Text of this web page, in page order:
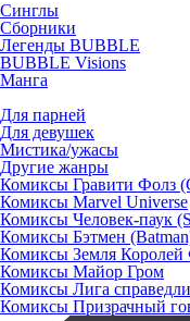
Синглы
Сборники
Легенды BUBBLE
BUBBLE Visions
Манга
Для парней
Для девушек
Мистика/ужасы
Другие жанры
Комиксы Гравити Фолз
Комиксы Marvel Universe
Комиксы Человек-паук
Комиксы Бэтмен
Комиксы Земля Королей
Комиксы Майор Гром
Комиксы Лига
Комиксы Призрачный